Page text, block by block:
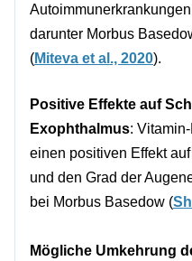
darunter Morbus
(Miteva et al., 2020).
Positive Effekte auf
Exophthalmus:
einen positiven Effekt
und den Grad der
bei Morbus Basedow (
Mögliche Umkehrung